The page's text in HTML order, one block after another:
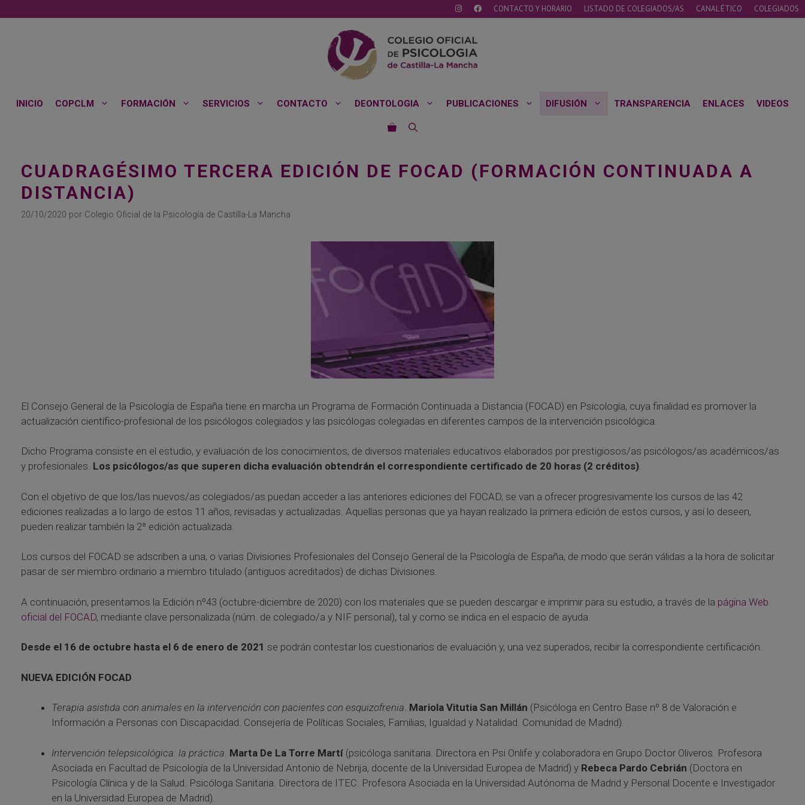
al
CONTACTO Y HORARIO LISTADO DE COLEGIADOS/AS CANAL ÉTICO COLEGIADOS
INICIO COPCLM FORMACIÓN SERVICIOS CONTACTO DEONTOLOGIA PUBLICACIONES DIFUSIÓN TRANSPARENCIA ENLACES VIDEOS
CUADRAGÉSIMO TERCERA EDICIÓN DE FOCAD (FORMACIÓN CONTINUADA A
DISTANCIA)
20/10/2020 por Colegio Oficial de la Psicología de Castilla-La Mancha
El Consejo General de la Psicología de España tiene en marcha un Programa de Formación Continuada a Distancia (FOCAD) en Psicología, cuya finalidad es promover la
actualización científico-profesional de los psicólogos colegiados y las psicólogas colegiadas en diferentes campos de la intervención psicológica.
Dicho Programa consiste en el estudio, y evaluación de los conocimientos, de diversos materiales educativos elaborados por prestigiosos/as psicólogos/as académicos/as
y profesionales. Los psicólogos/as que superen dicha evaluación obtendrán el correspondiente certificado de 20 horas (2 créditos).
Con el objetivo de que los/las nuevos/as colegiados/as puedan acceder a las anteriores ediciones del FOCAD, se van a ofrecer progresivamente los cursos de las 42
ediciones realizadas a lo largo de estos 11 años, revisadas y actualizadas. Aquellas personas que ya hayan realizado la primera edición de estos cursos, y así lo deseen,
pueden realizar también la 2ª edición actualizada.
Los cursos del FOCAD se adscriben a una, o varias Divisiones Profesionales del Consejo General de la Psicología de España, de modo que serán válidas a la hora de solicitar
pasar de ser miembro ordinario a miembro titulado (antiguos acreditados) de dichas Divisiones.
A continuación, presentamos la Edición nº43 (octubre-diciembre de 2020) con los materiales que se pueden descargar e imprimir para su estudio, a través de la página Web
oficial del FOCAD, mediante clave personalizada (núm. de colegiado/a y NIF personal), tal y como se indica en el espacio de ayuda.
Desde el 16 de octubre hasta el 6 de enero de 2021 se podrán contestar los cuestionarios de evaluación y, una vez superados, recibir la correspondiente certificación.
NUEVA EDICIÓN FOCAD
Terapia asistida con animales en la intervención con pacientes con esquizofrenia. Mariola Vitutia San Millán (Psicóloga en Centro Base nº 8 de Valoración e
Información a Personas con Discapacidad. Consejería de Políticas Sociales, Familias, Igualdad y Natalidad. Comunidad de Madrid).
Intervención telepsicológica: la práctica Marta De La Torre Martí(psicóloga sanitaria. Directora en Psi Onlife y colaboradora en Grupo Doctor Oliveros. Profesora
Asociada en Facultad de Psicología de la Universidad Antonio de Nebrija, docente de la Universidad Europea de Madrid) y Rebeca Pardo Cebrián (Doctora en
Psicología Clínica y de la Salud. Psicóloga Sanitaria. Directora de ITEC. Profesora Asociada en la Universidad Autónoma de Madrid y Personal Docente e Investigador
en la Universidad Europea de Madrid).